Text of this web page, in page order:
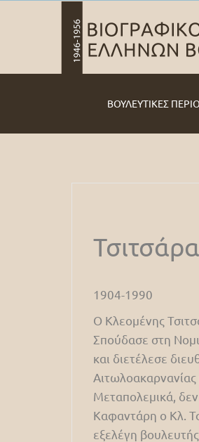
ΒΟΥΛΕΥΤΙΚΕΣ
1904-1990
Ο Κλεομένης
Σπούδασε στη
και διετέλεσε
Μεταπολεμικά,
Καφαντάρη ο Κλ.
εξελέγη